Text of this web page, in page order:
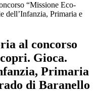
“Missione Eco-
dell’Infanzia, Primaria e
al concorso
Gioca.
Primaria
di Baranello